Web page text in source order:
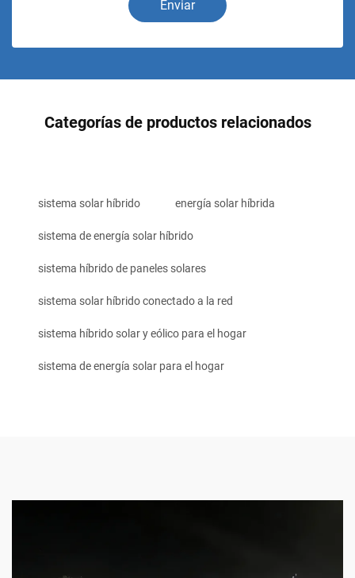
Enviar
Categorías de productos relacionados
sistema solar híbrido energía solar híbrida
sistema de energía solar híbrido
sistema híbrido de paneles solares
sistema solar híbrido conectado a la red
sistema híbrido solar y eólico para el hogar
sistema de energía solar para el hogar